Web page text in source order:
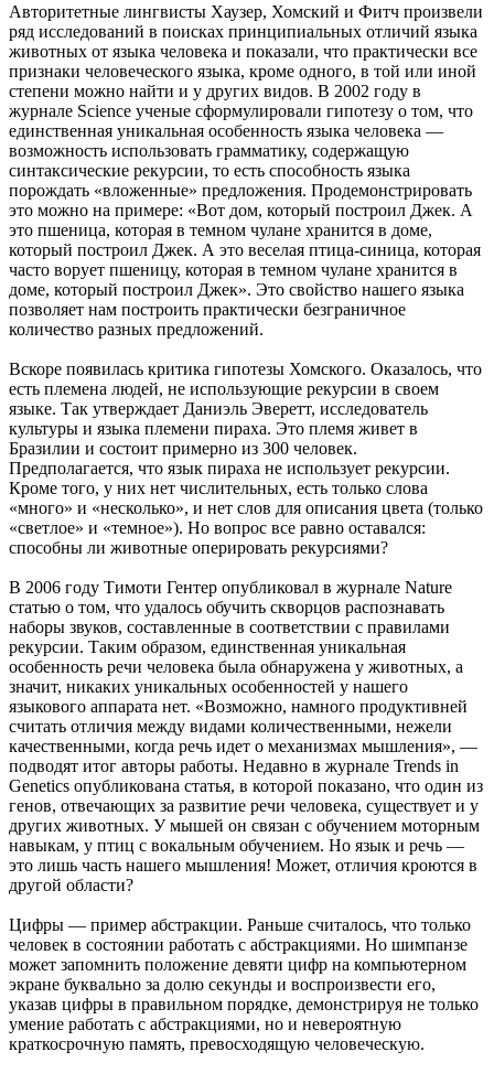
Авторитетные лингвисты Хаузер, Хомский и Фитч произвели
ряд исследований в поисках принципиальных отличий языка
животных от языка человека и показали, что практически все
признаки человеческого языка, кроме одного, в той или иной
степени можно найти и у других видов. В 2002 году в
журнале Science ученые сформулировали гипотезу о том, что
единственная уникальная особенность языка человека —
возможность использовать грамматику, содержащую
синтаксические рекурсии, то есть способность языка
порождать «вложенные» предложения. Продемонстрировать
это можно на примере: «Вот дом, который построил Джек. А
это пшеница, которая в темном чулане хранится в доме,
который построил Джек. А это веселая птица-синица, которая
часто ворует пшеницу, которая в темном чулане хранится в
доме, который построил Джек». Это свойство нашего языка
позволяет нам построить практически безграничное
количество разных предложений.
Вскоре появилась критика гипотезы Хомского. Оказалось, что
есть племена людей, не использующие рекурсии в своем
языке. Так утверждает Даниэль Эверетт, исследователь
культуры и языка племени пираха. Это племя живет в
Бразилии и состоит примерно из 300 человек.
Предполагается, что язык пираха не использует рекурсии.
Кроме того, у них нет числительных, есть только слова
«много» и «несколько», и нет слов для описания цвета (только
«светлое» и «темное»). Но вопрос все равно оставался:
способны ли животные оперировать рекурсиями?
В 2006 году Тимоти Гентер опубликовал в журнале Nature
статью о том, что удалось обучить скворцов распознавать
наборы звуков, составленные в соответствии с правилами
рекурсии. Таким образом, единственная уникальная
особенность речи человека была обнаружена у животных, а
значит, никаких уникальных особенностей у нашего
языкового аппарата нет. «Возможно, намного продуктивней
считать отличия между видами количественными, нежели
качественными, когда речь идет о механизмах мышления», —
подводят итог авторы работы. Недавно в журнале Trends in
Genetics опубликована статья, в которой показано, что один из
генов, отвечающих за развитие речи человека, существует и у
других животных. У мышей он связан с обучением моторным
навыкам, у птиц с вокальным обучением. Но язык и речь —
это лишь часть нашего мышления! Может, отличия кроются в
другой области?
Цифры — пример абстракции. Раньше считалось, что только
человек в состоянии работать с абстракциями. Но шимпанзе
может запомнить положение девяти цифр на компьютерном
экране буквально за долю секунды и воспроизвести его,
указав цифры в правильном порядке, демонстрируя не только
умение работать с абстракциями, но и невероятную
краткосрочную память, превосходящую человеческую.